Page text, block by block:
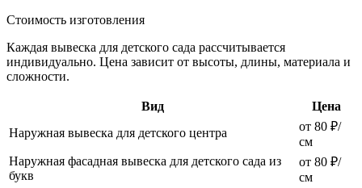
Стоимость изготовления
Каждая вывеска для детского сада рассчитывается
индивидуально. Цена зависит от высоты, длины, материала и
сложности.
Вид
Цена
Наружная вывеска для детского центра
от 80 ₽/
см
Наружная фасадная вывеска для детского сада из
букв
от 80 ₽/
см